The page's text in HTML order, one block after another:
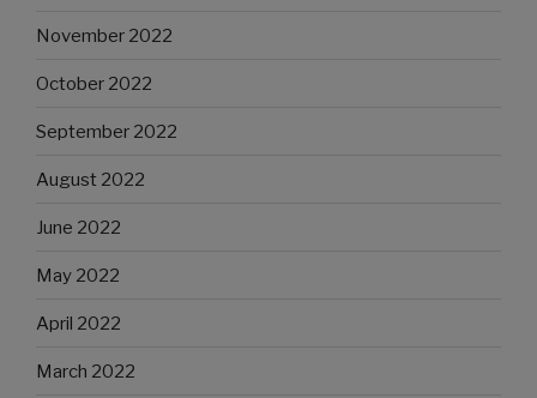
November 2022
October 2022
September 2022
August 2022
June 2022
May 2022
April 2022
March 2022